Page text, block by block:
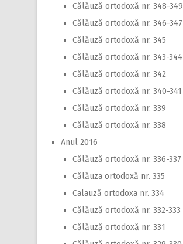
Călăuză ortodoxă nr. 348-349
Călăuză ortodoxă nr. 346-347
Călăuză ortodoxă nr. 345
Călăuză ortodoxă nr. 343-344
Călăuză ortodoxă nr. 342
Călăuză ortodoxă nr. 340-341
Călăuză ortodoxă nr. 339
Călăuză ortodoxă nr. 338
Anul 2016
Călăuză ortodoxă nr. 336-337
Călăuza ortodoxă nr. 335
Calauză ortodoxa nr. 334
Călăuză ortodoxă nr. 332-333
Călăuză ortodoxă nr. 331